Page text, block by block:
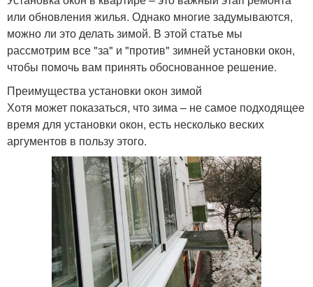
или обновления жилья. Однако многие задумываются,
можно ли это делать зимой. В этой статье мы
рассмотрим все "за" и "против" зимней установки окон,
чтобы помочь вам принять обоснованное решение.
Преимущества установки окон зимой
Хотя может показаться, что зима – не самое подходящее
время для установки окон, есть несколько веских
аргументов в пользу этого.